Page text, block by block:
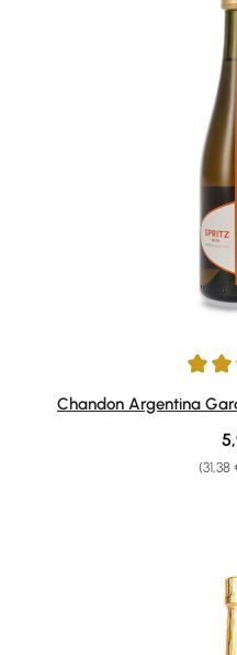
Durchschnittliche
Chandon Argentina
(31,38